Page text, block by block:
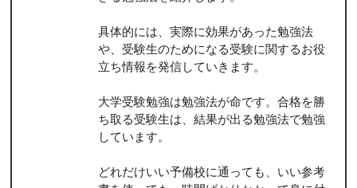
具体的には、実際に効果があった勉強法
や、受験生のためになる受験に関するお役
立ち情報を発信していきます。
大学受験勉強は勉強法が命です。合格を勝
ち取る受験生は、結果が出る勉強法で勉強
しています。
どれだけいい予備校に通っても、いい参考